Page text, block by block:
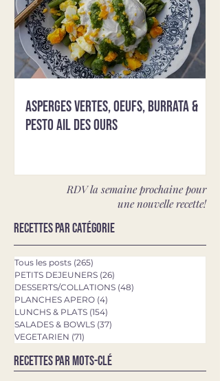
Asperges vertes, oeufs, burrata &
pesto ail des ours
RDV la semaine prochaine pour
une nouvelle recette!
Recettes par catégorie
Tous les posts (265)
PETITS DEJEUNERS (26)
DESSERTS/COLLATIONS (48)
PLANCHES APERO (4)
LUNCHS & PLATS (154)
SALADES & BOWLS (37)
VEGETARIEN (71)
Recettes par mots-clé